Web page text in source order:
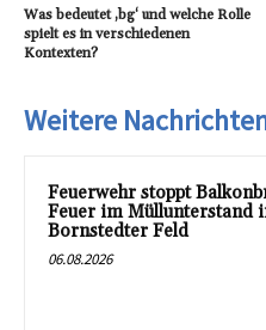
Was bedeutet ‚bg‘ und welche Rolle
spielt es in verschiedenen
Kontexten?
Weitere
Feuerwehr stoppt
Feuer im Müllunterstand
Bornstedter Feld
06.08.2026